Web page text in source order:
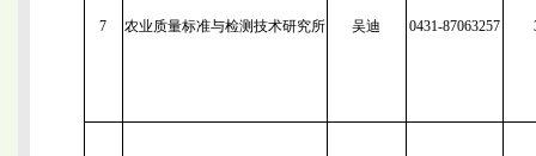
7 农业质量标准与检测技术研究所 吴迪 0431-87063257